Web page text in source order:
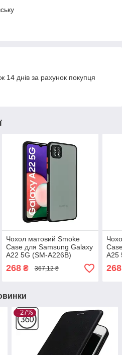
14 днів за рахунок покупця
Чохол матовий Smoke
Case для Samsung Galaxy
A22 5G (SM-A226В)
268₴ 367,12 ₴
A25
268
–27%